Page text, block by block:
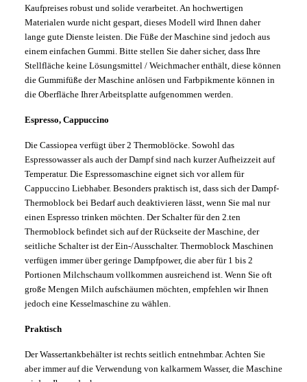
Kaufpreises robust und solide verarbeitet. An hochwertigen
Materialen wurde nicht gespart, dieses Modell wird Ihnen daher
lange gute Dienste leisten. Die Füße der Maschine sind jedoch aus
einem einfachen Gummi. Bitte stellen Sie daher sicher, dass Ihre
Stellfläche keine Lösungsmittel / Weichmacher enthält, diese können
die Gummifüße der Maschine anlösen und Farbpikmente können in
die Oberfläche Ihrer Arbeitsplatte aufgenommen werden.
Espresso, Cappuccino
Die Cassiopea verfügt über 2 Thermoblöcke. Sowohl das
Espressowasser als auch der Dampf sind nach kurzer Aufheizzeit auf
Temperatur. Die Espressomaschine eignet sich vor allem für
Cappuccino Liebhaber. Besonders praktisch ist, dass sich der Dampf-
Thermoblock bei Bedarf auch deaktivieren lässt, wenn Sie mal nur
einen Espresso trinken möchten. Der Schalter für den 2.ten
Thermoblock befindet sich auf der Rückseite der Maschine, der
seitliche Schalter ist der Ein-/Ausschalter. Thermoblock Maschinen
verfügen immer über geringe Dampfpower, die aber für 1 bis 2
Portionen Milchschaum vollkommen ausreichend ist. Wenn Sie oft
große Mengen Milch aufschäumen möchten, empfehlen wir Ihnen
jedoch eine Kesselmaschine zu wählen.
Praktisch
Der Wassertankbehälter ist rechts seitlich entnehmbar. Achten Sie
aber immer auf die Verwendung von kalkarmem Wasser, die Maschine